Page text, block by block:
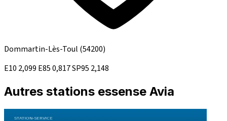
Dommartin-Lès-Toul (54200)
E10 2,099 E850,817SP95 2,148
Autres stations essense Avia